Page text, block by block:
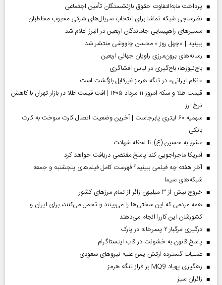
پرداخت مابه‌التفاوت حقوق بازنشستگان تأمین اجتماعی
نظرسنجی شبکه تماشا برای انتخاب سریال‌های شرقی محبوب مخاطبان
مسیر‌های راهپیمایی جاماندگان اربعین در البرز اعلام شد
ببینید | «چهل روز » محسن چاووشی منتشر شد
رسانه‌های برون‌مرزی راویان جهانی اربعین
باج‌نیوزها؛ باج‌گیری در لباس افشاگری
«نظم ایرانی» در تنگه هرمز غیرقابل بازگشت است
قیمت طلا و سکه امروز ۱۱ مرداد ۱۴۰۵ | افت قیمت طلا در بازار تهران با کاهش
نرخ ارز
سهمیه ۶۰ لیتری پابرجاست | آخرین وضعیت اتصال کارت سوخت به کارت
بانکی
عشق به حسین (ع) تا لحظه شهادت
آمریکا ماجراجویی کند پاسخ مقتضی دریافت خواهد کرد
آخر هفته چه فیلمی ببینیم؟ فهرست کامل فیلم‌های پنجشنبه و جمعه
شبکه‌های سیما
خروج بیش از ۳ میلیون زائر از تمام مرز‌های کشور
همه مردمی که این سختی‌ها را می‌بینند و تحمل می‌کنند، برای ایران و
کشورشان این کاررا انجام می‌دهند
درگیری مرگبار ۲ پسرخاله در پارک
پاسخ قانون به خشونت در قاب اینستاگرام
عملیات گسترده ارتش یمن علیه نیروهای سعودی
رهگیری پهپاد MQ9 بر فراز تنگه هرمز
‌زائران سبز